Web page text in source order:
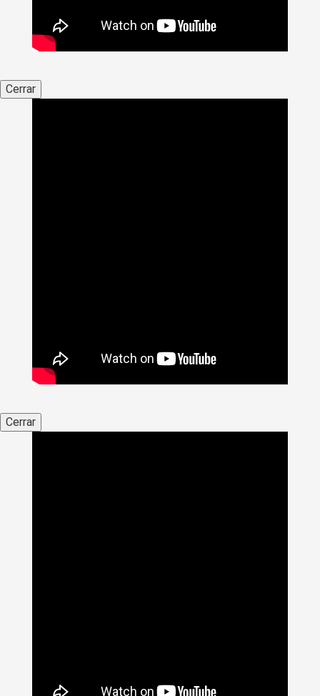
Cerrar
Cerrar